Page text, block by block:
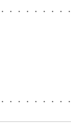
・・・・・・・・
・・・・・・・・